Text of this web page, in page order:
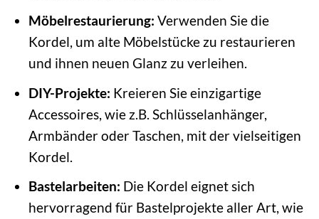
Möbelrestaurierung: Verwenden Sie die
Kordel, um alte Möbelstücke zu restaurieren
und ihnen neuen Glanz zu verleihen.
DIY-Projekte: Kreieren Sie einzigartige
Accessoires, wie z.B. Schlüsselanhänger,
Armbänder oder Taschen, mit der vielseitigen
Kordel.
Bastelarbeiten: Die Kordel eignet sich
hervorragend für Bastelprojekte aller Art, wie